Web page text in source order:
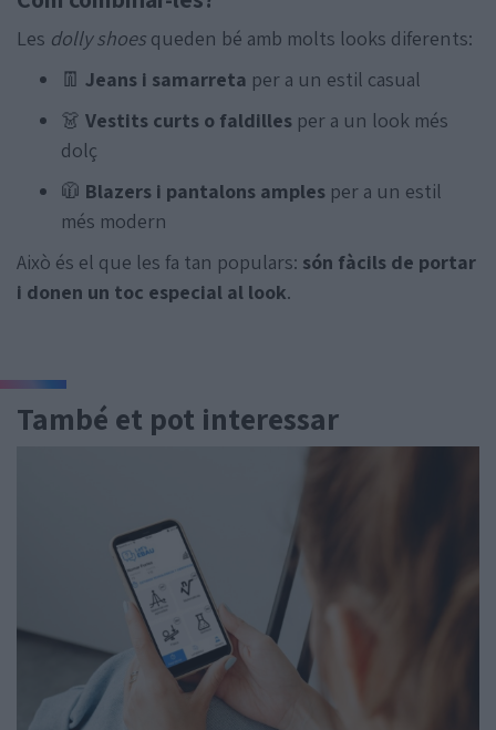
Les dolly shoes queden bé amb molts looks diferents:
👖 Jeans i samarreta per a un estil casual
👗 Vestits curts o faldilles per a un look més
dolç
🧥 Blazers i pantalons amples per a un estil
més modern
Això és el que les fa tan populars: són fàcils de portar
i donen un toc especial al look.
També et pot interessar